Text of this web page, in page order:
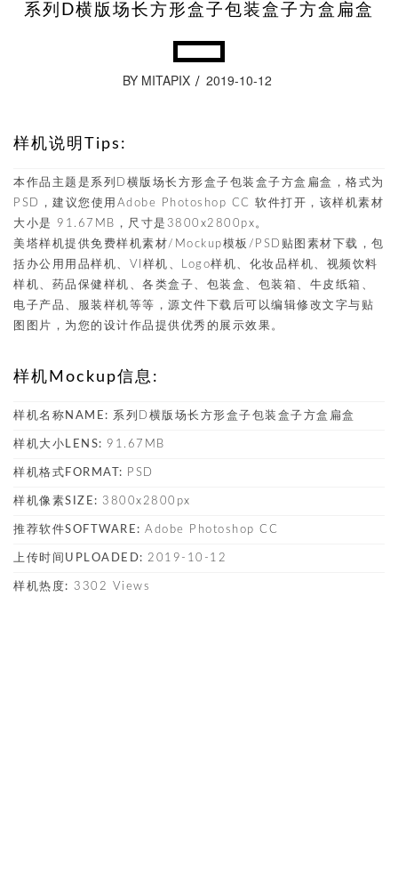
系列D横版场长方形盒子包装盒子方盒扁盒
BY MITAPIX 2019-10-12
样机说明Tips:
本作品主题是系列D横版场长方形盒子包装盒子方盒扁盒，格式为
PSD，建议您使用Adobe Photoshop CC 软件打开，该样机素材
大小是 91.67MB，尺寸是3800x2800px。
美塔样机提供免费样机素材/Mockup模板/PSD贴图素材下载，包
括办公用用品样机、VI样机、Logo样机、化妆品样机、视频饮料
样机、药品保健样机、各类盒子、包装盒、包装箱、牛皮纸箱、
电子产品、服装样机等等，源文件下载后可以编辑修改文字与贴
图图片，为您的设计作品提供优秀的展示效果。
样机Mockup信息:
样机名称NAME: 系列D横版场长方形盒子包装盒子方盒扁盒
样机大小LENS: 91.67MB
样机格式FORMAT: PSD
样机像素SIZE: 3800x2800px
推荐软件SOFTWARE: Adobe Photoshop CC
上传时间UPLOADED: 2019-10-12
样机热度: 3302 Views